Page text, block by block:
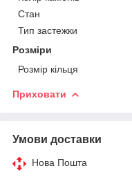
Стан
Тип застежки
Розміри
Розмір кільця
Приховати
Умови доставки
Нова Пошта